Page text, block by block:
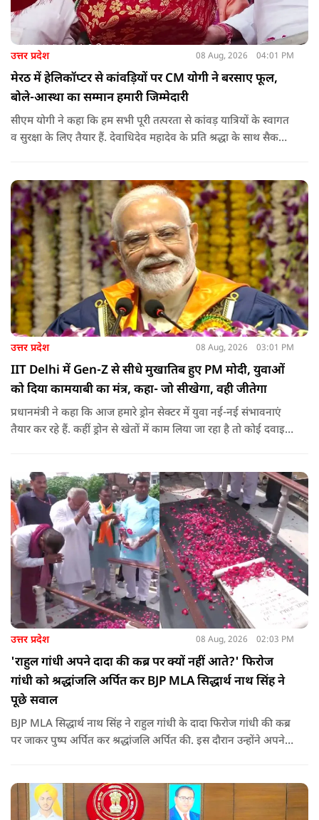
उत्तर प्रदेश 08 Aug, 2026 04:01 PM
मेरठ में हेलिकॉप्टर से कांवड़ियों पर CM योगी ने बरसाए फूल,
बोले-आस्था का सम्मान हमारी जिम्मेदारी
सीएम योगी ने कहा कि हम सभी पूरी तत्परता से कांवड़ यात्रियों के स्वागत
व सुरक्षा के लिए तैयार हैं. देवाधिदेव महादेव के प्रति श्रद्धा के साथ सैकड़ों
पात, क्षेत्र व प्रांत की सीमाओं से ऊपर उठकर उनकी हर श्वांस शिव के नाम
है.
उत्तर प्रदेश 08 Aug, 2026 03:01 PM
IIT Delhi में Gen-Z से सीधे मुखातिब हुए PM मोदी, युवाओं
को दिया कामयाबी का मंत्र, कहा- जो सीखेगा, वही जीतेगा
प्रधानमंत्री ने कहा कि आज हमारे ड्रोन सेक्टर में युवा नई-नई संभावनाएं
तैयार कर रहे हैं. कहीं ड्रोन से खेतों में काम लिया जा रहा है तो कोई दवाइयां
उत्तर प्रदेश 08 Aug, 2026 02:03 PM
'राहुल गांधी अपने दादा की कब्र पर क्यों नहीं आते?' फिरोज
गांधी को श्रद्धांजलि अर्पित कर BJP MLA सिद्धार्थ नाथ सिंह ने
पूछे सवाल
BJP MLA सिद्धार्थ नाथ सिंह ने राहुल गांधी के दादा फिरोज गांधी की कब्र
पर जाकर पुष्प अर्पित कर श्रद्धांजलि अर्पित की. इस दौरान उन्होंने अपने
कि वह भविष्य में क्या करें.